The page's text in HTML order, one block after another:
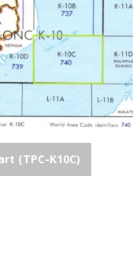
(TPC-K10C)